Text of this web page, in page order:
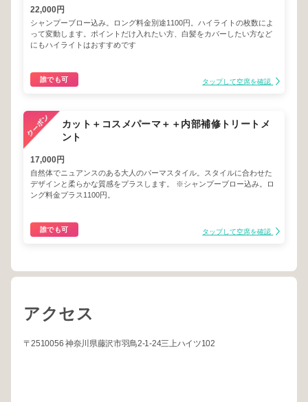
22,000円
シャンプーブロー込み。ロング料金別途1100円。ハイライトの枚数によ
って変動します。ポイントだけ入れたい方、白髪をカバーしたい方など
にもハイライトはおすすめです
誰でも可 タップして空席を確認
カット＋コスメパーマ＋＋内部補修トリートメ
ント
17,000円
自然体でニュアンスのある大人のパーマスタイル。スタイルに合わせた
デザインと柔らかな質感をプラスします。 ※シャンプーブロー込み。ロ
ング料金プラス1100円。
誰でも可 タップして空席を確認
アクセス
〒2510056 神奈川県藤沢市羽鳥2-1-24三上ハイツ102